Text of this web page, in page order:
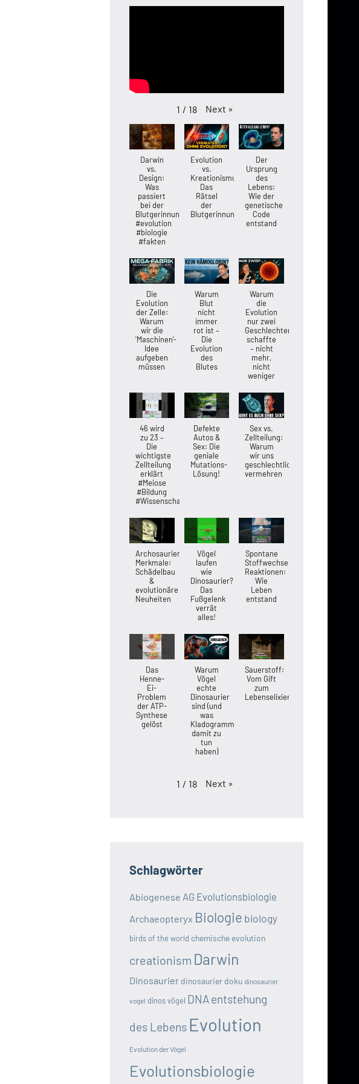
1 / 18 Next »
Darwin
vs.
Design:
Was
passiert
bei der
Blutgerinnung?
#evolution
#biologie
#fakten
Evolution
vs.
Kreationismus:
Das
Rätsel
der
Blutgerinnung
Der
Ursprung
des
Lebens:
Wie der
genetische
Code
entstand
Die
Evolution
der Zelle:
Warum
wir die
'Maschinen'-
Idee
aufgeben
müssen
Warum
Blut
nicht
immer
rot ist –
Die
Evolution
des
Blutes
Warum
die
Evolution
nur zwei
Geschlechter
schaffte
– nicht
mehr,
nicht
weniger
46 wird
zu 23 –
Die
wichtigste
Zellteilung
erklärt
#Meiose
#Bildung
#Wissenschaft
Defekte
Autos &
Sex: Die
geniale
Mutations-
Lösung!
Sex vs.
Zellteilung:
Warum
wir uns
geschlechtlich
vermehren
Archosaurier-
Merkmale:
Schädelbau
&
evolutionäre
Neuheiten
Vögel
laufen
wie
Dinosaurier?
Das
Fußgelenk
verrät
alles!
Spontane
Stoffwechsel-
Reaktionen:
Wie
Leben
entstand
Das
Henne-
Ei-
Problem
der ATP-
Synthese
gelöst
Warum
Vögel
echte
Dinosaurier
sind (und
was
Kladogramme
damit zu
tun
haben)
Sauerstoff:
Vom Gift
zum
Lebenselixier
1 / 18 Next »
Schlagwörter
Abiogenese AG Evolutionsbiologie
Archaeopteryx Biologie biology
birds of the world chemische evolution
creationism Darwin
Dinosaurier dinosaurier doku dinosaurier
vogel dinos vögel DNAentstehung
des Lebens Evolution
Evolution der Vögel
Evolutionsbiologie